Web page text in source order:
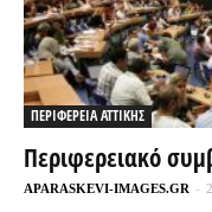
ΠΕΡΙΦΕΡΕΙΑ ΑΤΤΙΚΗΣ
Περιφερειακό
APARASKEVI-IMAGES.GR -